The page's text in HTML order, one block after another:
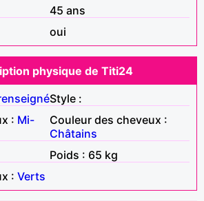
45 ans
oui
physique de Titi24
Style :
: Mi-
Couleur des cheveux :
Châtains
Poids : 65 kg
: Verts